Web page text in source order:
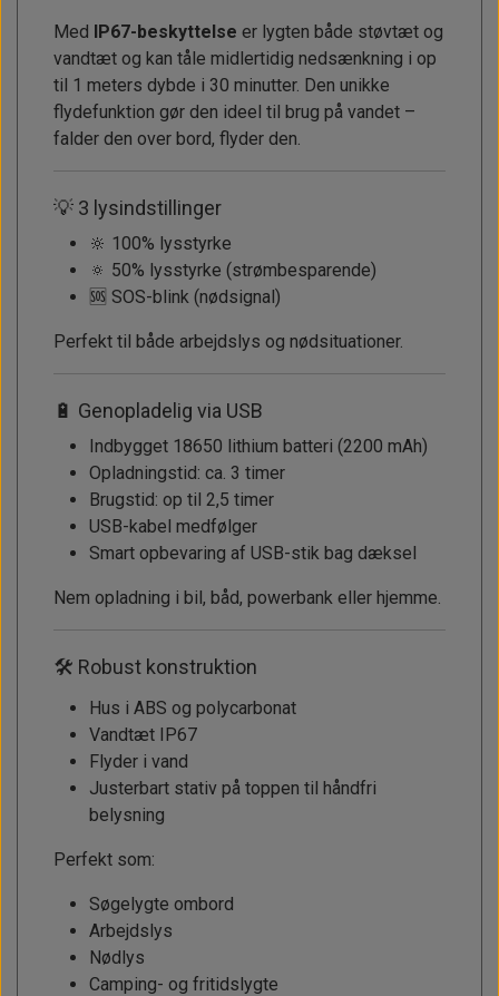
Med IP67-beskyttelse er lygten både støvtæt og
vandtæt og kan tåle midlertidig nedsænkning i op
til 1 meters dybde i 30 minutter. Den unikke
flydefunktion gør den ideel til brug på vandet –
falder den over bord, flyder den.
💡 3 lysindstillinger
🔆 100% lysstyrke
🔅 50% lysstyrke (strømbesparende)
🆘 SOS-blink (nødsignal)
Perfekt til både arbejdslys og nødsituationer.
🔋 Genopladelig via USB
Indbygget 18650 lithium batteri (2200 mAh)
Opladningstid: ca. 3 timer
Brugstid: op til 2,5 timer
USB-kabel medfølger
Smart opbevaring af USB-stik bag dæksel
Nem opladning i bil, båd, powerbank eller hjemme.
🛠 Robust konstruktion
Hus i ABS og polycarbonat
Vandtæt IP67
Flyder i vand
Justerbart stativ på toppen til håndfri
belysning
Perfekt som:
Søgelygte ombord
Arbejdslys
Nødlys
Camping- og fritidslygte